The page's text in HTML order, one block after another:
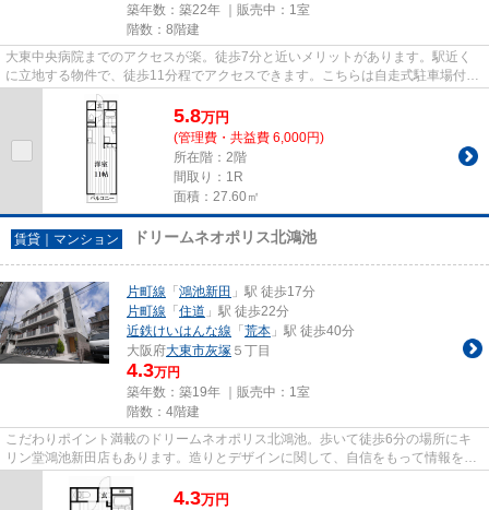
築年数：築22年 ｜販売中： 1室
階数：8階建
大東中央病院までのアクセスが楽。徒歩7分と近いメリットがあります。駅近く
に立地する物件で、徒歩11分程でアクセスできます。こちらは自走式駐車場付き
の物件です。2駅利用可能なア...
5.8万円
(管理費・共益費 6,000円)
所在階：2階
間取り：1R
面積：27.60㎡
賃貸｜マンション ドリームネオポリス北鴻池
片町線 「 鴻池新田 」駅 徒歩17分
片町線 「 住道 」駅 徒歩22分
近鉄けいはんな線 「 荒本 」駅 徒歩40分
大阪府大東市灰塚 ５丁目
4.3万円
築年数：築19年 ｜販売中： 1室
階数：4階建
こだわりポイント満載のドリームネオポリス北鴻池。歩いて徒歩6分の場所にキ
リン堂鴻池新田店もあります。造りとデザインに関して、自信をもって情報を提
供できるマンションです。2駅...
4.3万円